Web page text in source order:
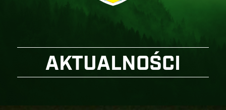
AKTUALNOŚCI